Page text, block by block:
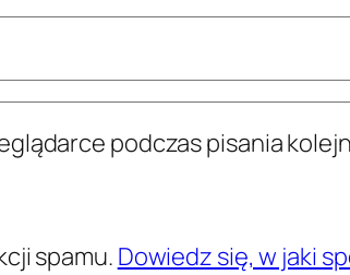
podczas pisania
spamu. Dowiedz się, w jaki